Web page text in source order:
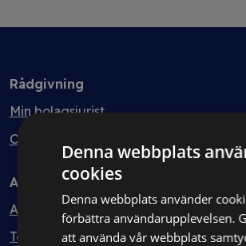
Rådgivning
Min bolagsjurist
Ombud
Avtal
Avtalshantering
Testa kostnadsfritt
Denna webbplats
cookies
Denna webbplats använder
förbättra användarupplevelsen.
att använda vår webbplats